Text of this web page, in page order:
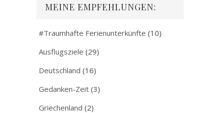
MEINE EMPFEHLUNGEN:
#Traumhafte Ferienunterkünfte (10)
Ausflugsziele (29)
Deutschland (16)
Gedanken-Zeit (3)
Griechenland (2)